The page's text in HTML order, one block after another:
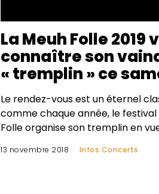
La Meuh Folle 2019
connaître son
« tremplin » ce
Le rendez-vous est un éternel
comme chaque année, le festival
Folle organise son tremplin en
13 novembre 2018 Infos Concerts